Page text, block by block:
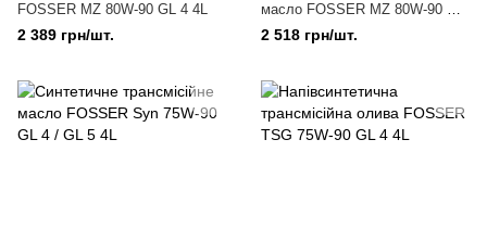
FOSSER MZ 80W-90 GL 4 4L
2 389 грн/шт.
масло FOSSER MZ 80W-90 GL
5 4L
2 518 грн/шт.